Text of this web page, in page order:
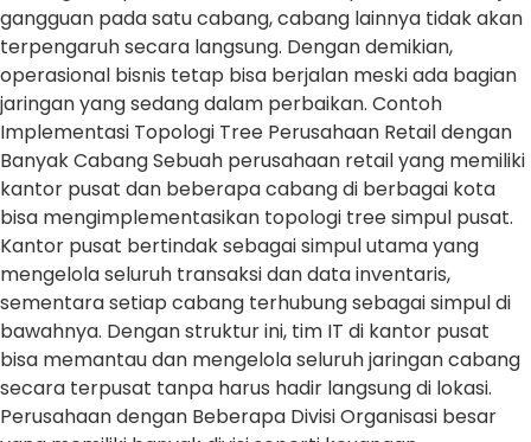
gangguan pada satu cabang, cabang lainnya tidak akan
terpengaruh secara langsung. Dengan demikian,
operasional bisnis tetap bisa berjalan meski ada bagian
jaringan yang sedang dalam perbaikan. Contoh
Implementasi Topologi Tree Perusahaan Retail dengan
Banyak Cabang Sebuah perusahaan retail yang memiliki
kantor pusat dan beberapa cabang di berbagai kota
bisa mengimplementasikan topologi tree simpul pusat.
Kantor pusat bertindak sebagai simpul utama yang
mengelola seluruh transaksi dan data inventaris,
sementara setiap cabang terhubung sebagai simpul di
bawahnya. Dengan struktur ini, tim IT di kantor pusat
bisa memantau dan mengelola seluruh jaringan cabang
secara terpusat tanpa harus hadir langsung di lokasi.
Perusahaan dengan Beberapa Divisi Organisasi besar